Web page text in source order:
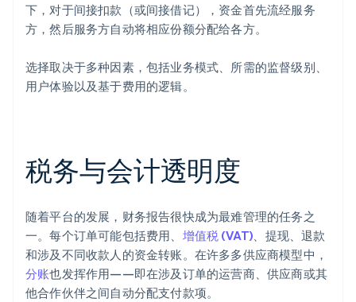
下，对于间接扣款（或间接借记），资金首先流经服务
方，然后服务方自动将相应份额分配给各方。
选择取决于多种因素，包括业务模式、所需的监督级别、
用户体验以及基于费用的逻辑。
税务与会计透明度
随着平台的发展，财务报告很快成为最难管理的任务之
一。每个订单可能包括费用、 增值税 (VAT)、提现、退款
和涉及不同收款人的资金转账。在许多多供应商模型中，
分账也发挥作用——即在涉及订单的运营商、供应商或其
他合作伙伴之间自动分配支付款项。